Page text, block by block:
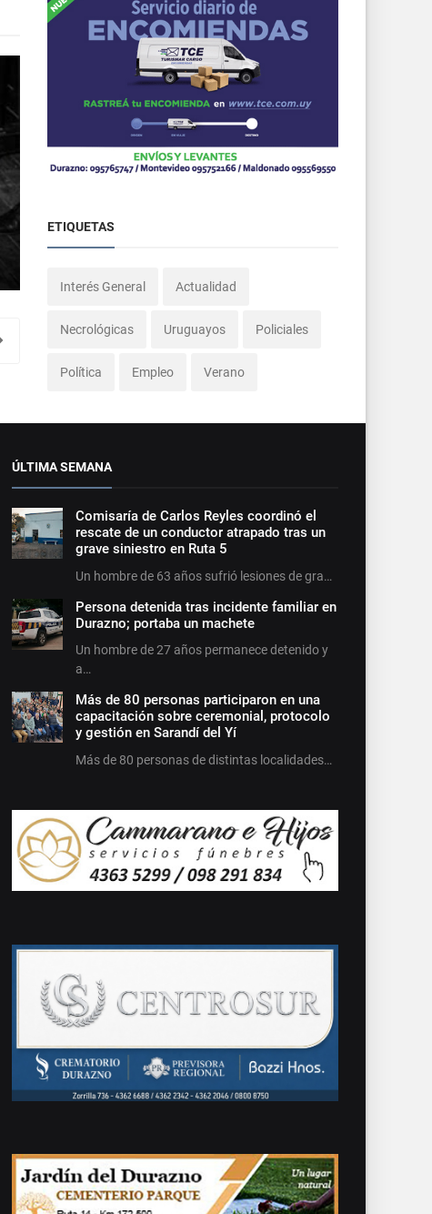
ETIQUETAS
Interés General Actualidad
Necrológicas Uruguayos Policiales
Política Empleo Verano
ÚLTIMA SEMANA
Comisaría de Carlos Reyles coordinó el
rescate de un conductor atrapado tras un
grave siniestro en Ruta 5
Un hombre de 63 años sufrió lesiones de gra…
Persona detenida tras incidente familiar en
Durazno; portaba un machete
Un hombre de 27 años permanece detenido y
a…
Más de 80 personas participaron en una
capacitación sobre ceremonial, protocolo
y gestión en Sarandí del Yí
Más de 80 personas de distintas localidades…